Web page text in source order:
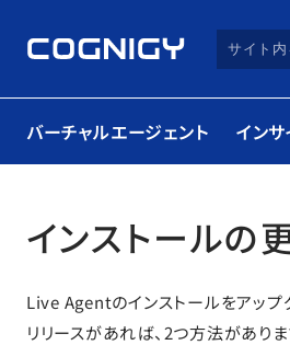
バーチャルエージェント インサ
インストールの
Live Agentのインストールをアップ
リリースがあれば、2つ方法がありま